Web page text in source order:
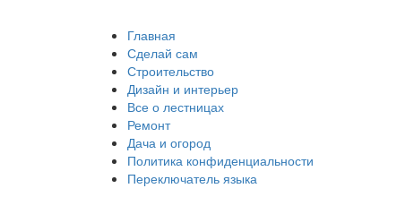
Главная
Сделай сам
Строительство
Дизайн и интерьер
Все о лестницах
Ремонт
Дача и огород
Политика конфиденциальности
Переключатель языка